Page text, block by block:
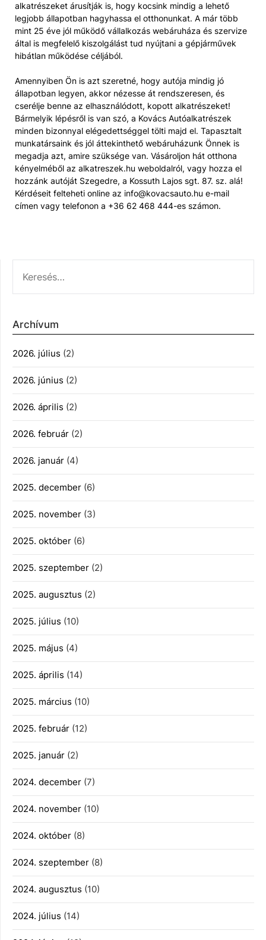
alkatrészeket árusítják is, hogy kocsink mindig a lehető
legjobb állapotban hagyhassa el otthonunkat. A már több
mint 25 éve jól működő vállalkozás webáruháza és szervize
által is megfelelő kiszolgálást tud nyújtani a gépjárművek
hibátlan működése céljából.
Amennyiben Ön is azt szeretné, hogy autója mindig jó
állapotban legyen, akkor nézesse át rendszeresen, és
cserélje benne az elhasználódott, kopott alkatrészeket!
Bármelyik lépésről is van szó, a Kovács Autóalkatrészek
minden bizonnyal elégedettséggel tölti majd el. Tapasztalt
munkatársaink és jól áttekinthető webáruházunk Önnek is
megadja azt, amire szüksége van. Vásároljon hát otthona
kényelméből az alkatreszek.hu weboldalról, vagy hozza el
hozzánk autóját Szegedre, a Kossuth Lajos sgt. 87. sz. alá!
Kérdéseit felteheti online az info@kovacsauto.hu e-mail
címen vagy telefonon a +36 62 468 444-es számon.
Archívum
2026. július (2)
2026. június (2)
2026. április (2)
2026. február (2)
2026. január (4)
2025. december (6)
2025. november (3)
2025. október (6)
2025. szeptember (2)
2025. augusztus (2)
2025. július (10)
2025. május (4)
2025. április (14)
2025. március (10)
2025. február (12)
2025. január (2)
2024. december (7)
2024. november (10)
2024. október (8)
2024. szeptember (8)
2024. augusztus (10)
2024. július (14)